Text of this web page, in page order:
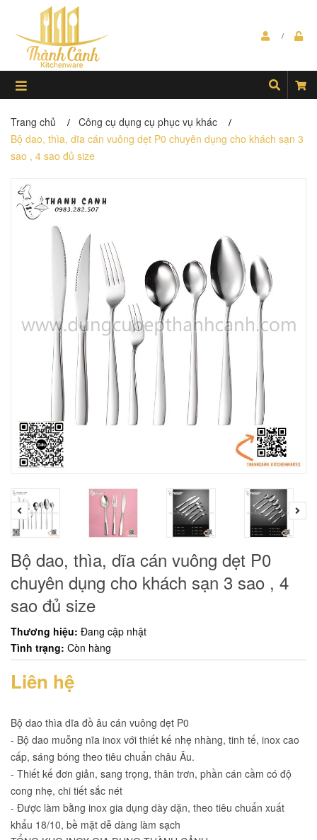
Trang chủ / Công cụ dụng cụ phục vụ khác /
Bộ dao, thìa, dĩa cán vuông dẹt P0 chuyên dụng cho khách sạn 3
sao , 4 sao đủ size
Bộ dao, thìa, dĩa cán vuông dẹt P0
chuyên dụng cho khách sạn 3 sao , 4
sao đủ size
Thương hiệu: Đang cập nhật
Tình trạng: Còn hàng
Liên hệ
Bộ dao thìa dĩa đồ âu cán vuông dẹt P0
- Bộ dao muỗng nĩa inox với thiết kế nhẹ nhàng, tinh tế, inox cao
cấp, sáng bóng theo tiêu chuẩn châu Âu.
- Thiết kế đơn giản, sang trọng, thân trơn, phần cán cầm có độ
cong nhẹ, chi tiết sắc nét
- Được làm bằng inox gia dụng dày dặn, theo tiêu chuẩn xuất
khẩu 18/10, bề mặt dễ dàng làm sạch